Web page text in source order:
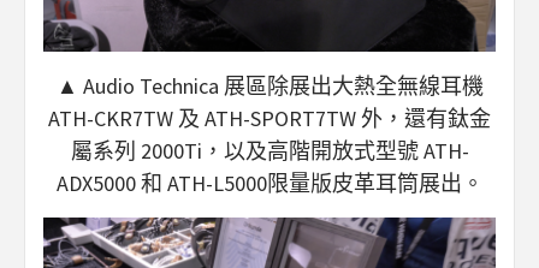
▲ Audio Technica 展區除展出大熱全無線耳機
ATH-CKR7TW 及 ATH-SPORT7TW 外，還有鈦金
屬系列 2000Ti，以及高階開放式型號 ATH-
ADX5000 和 ATH-L5000限量版皮革耳筒展出。